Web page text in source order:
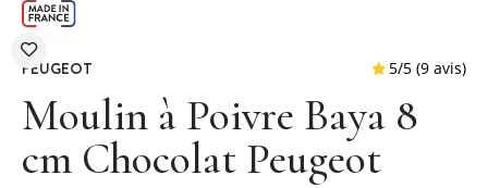
PEUGEOT
Moulin à Poivre Baya 8
cm Chocolat Peugeot